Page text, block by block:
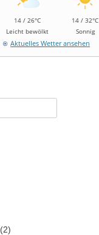
14 / 26°C
Leicht bewölkt
14 / 32°C
Sonnig
Aktuelles Wetter ansehen
(2)